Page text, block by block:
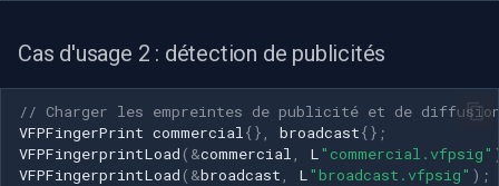
Cas d'usage 2 : détection de publicités
// Charger les empreintes de publicité et de
VFPFingerPrint commercial {}, broadcast{};
VFPFingerprintLoad ( &commercial L "commercial.vfpsig"
VFPFingerprintLoad ( &broadcast L "broadcast.vfpsig" );